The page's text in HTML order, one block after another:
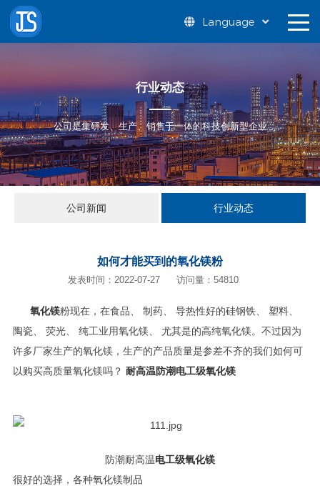
Language
行业动态
公司是集研发、生产、销售于一体的科技创新型企业
公司新闻 行业动态
如何才能买到的氧化镁粉
发表时间：2022-07-27 访问量：54810
氧化镁粉现在，在食品、 制药、 导热性好的硅钢铁、 塑料、
陶瓷、 荧光、 纯工业用氧化镁、 尤其是的高纯氧化镁。不过因为
许多厂家生产的氧化镁，生产的产品质量是参差不齐的我们如何可
以购买高质量氧化镁吗？ 耐高温防潮电工级氧化镁
防潮耐高温电工级氧化镁
很好的选择，各种氧化镁制品